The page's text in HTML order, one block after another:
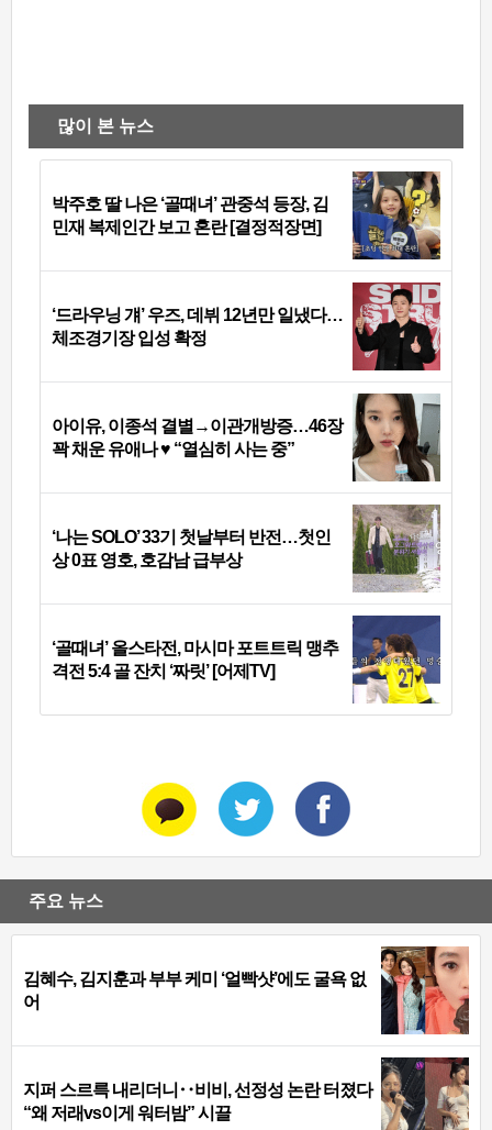
많이 본 뉴스
박주호 딸 나은 ‘골때녀’ 관중석 등장, 김
민재 복제인간 보고 혼란 [결정적장면]
‘드라우닝 걔’ 우즈, 데뷔 12년만 일냈다…
체조경기장 입성 확정
아이유, 이종석 결별→이관개방증…46장
꽉 채운 유애나 ♥ “열심히 사는 중”
‘나는 SOLO’ 33기 첫날부터 반전…첫인
상 0표 영호, 호감남 급부상
‘골때녀’ 올스타전, 마시마 포트트릭 맹추
격전 5:4 골 잔치 ‘짜릿’ [어제TV]
주요 뉴스
김혜수, 김지훈과 부부 케미 ‘얼빡샷’에도 굴욕 없
어
지퍼 스르륵 내리더니‥비비, 선정성 논란 터졌다
“왜 저래vs이게 워터밤” 시끌